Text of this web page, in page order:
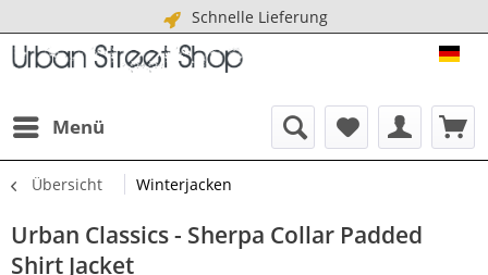
Schnelle Lieferung
Menü
Übersicht Winterjacken
Urban Classics - Sherpa Collar Padded
Shirt Jacket